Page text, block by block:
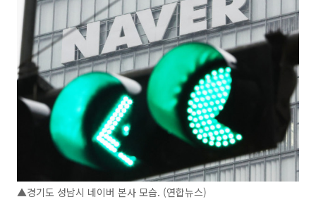
▲경기도 성남시 네이버 본사 모습. (연합뉴스)